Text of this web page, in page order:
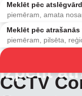
Izpētīt
Meklēt pēc
Meklēt pēc
CCTV